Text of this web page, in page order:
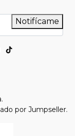
Notifícame
por Jumpseller.